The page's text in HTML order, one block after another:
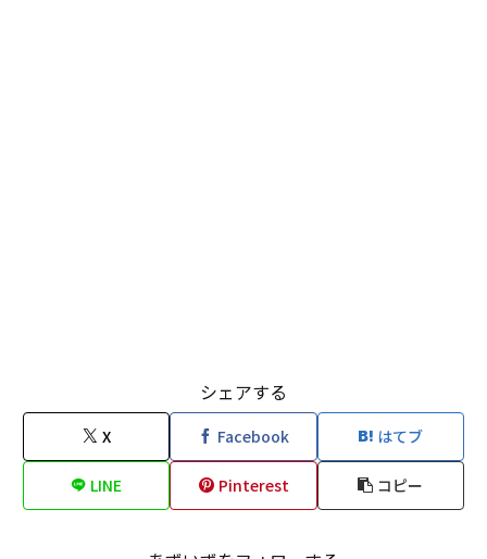
シェアする
X Facebook はてブ
LINE Pinterest コピー